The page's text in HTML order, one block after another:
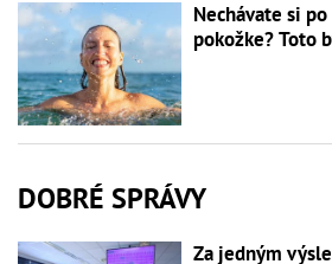
Nechávate si
pokožke? Toto
DOBRÉ SPRÁVY
Za jedným